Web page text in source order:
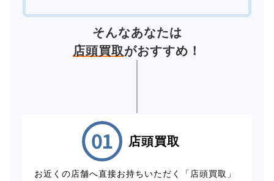
そんなあなたは
店頭買取がおすすめ！
店頭買取
お近くの店舗へ直接お持ちいただく「店頭買取」